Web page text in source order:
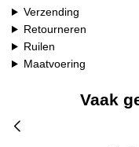
Verzending
Retourneren
Ruilen
Maatvoering
Vaak